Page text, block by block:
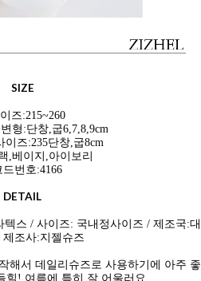
SIZE
즈:215~260
형:단창,굽6,7,8,9cm
이즈:235단창,굽8cm
,베이지,아이보리
드번호:4166
DETAIL
텍스 / 사이즈: 국내정사이즈 / 제조국:대
제조사:지젤슈즈
해서 데일리슈즈로 사용하기에 아주 좋
힐! 여름에 특히 잘 어울러요.